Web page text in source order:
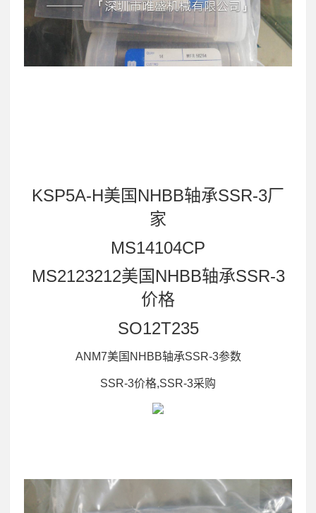
KSP5A-H美国NHBB轴承SSR-3厂
家
MS14104CP
MS2123212美国NHBB轴承SSR-3
价格
SO12T235
ANM7美国NHBB轴承SSR-3参数
SSR-3价格,SSR-3采购